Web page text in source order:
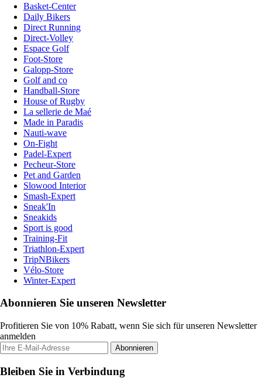
Basket-Center
Daily Bikers
Direct Running
Direct-Volley
Espace Golf
Foot-Store
Galopp-Store
Golf and co
Handball-Store
House of Rugby
La sellerie de Maé
Made in Paradis
Nauti-wave
On-Fight
Padel-Expert
Pecheur-Store
Pet and Garden
Slowood Interior
Smash-Expert
Sneak'In
Sneakids
Sport is good
Training-Fit
Triathlon-Expert
TripNBikers
Vélo-Store
Winter-Expert
Abonnieren Sie unseren Newsletter
Profitieren Sie von 10% Rabatt, wenn Sie sich für unseren Newsletter
anmelden
Abonnieren
Bleiben Sie in Verbindung